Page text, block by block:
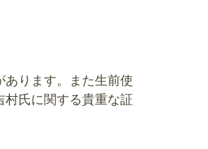
ります。また生前使
氏に関する貴重な証